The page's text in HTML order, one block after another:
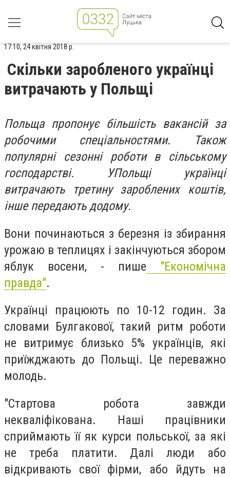
17:10, 24 квітня 2018 р.
Скільки заробленого українці
витрачають у Польщі
Польща пропонує більшість вакансій за
робочими спеціальностями. Також
популярні сезонні роботи в сільському
господарстві. УПольщі українці
витрачають третину зароблених коштів,
інше передають додому.
Вони починаються з березня із збирання
урожаю в теплицях і закінчуються збором
яблук восени, - пише "Економічна
правда".
Українці працюють по 10-12 годин. За
словами Булгакової, такий ритм роботи
не витримує близько 5% українців, які
приїжджають до Польщі. Це переважно
молодь.
"Стартова робота завжди
некваліфікована. Наші працівники
сприймають її як курси польської, за які
не треба платити. Далі люди або
відкривають свої фірми, або йдуть на